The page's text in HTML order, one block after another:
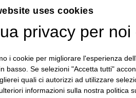
Mobili
Oggettistica
Orologeria
Quadri stampe
Strumenti musicali e accessori
Tappeti e tessuti
Veicoli d'epoca
uses cookies
privacy per
i cookie per migliorare l'esperienza
basso. Se selezioni "Accetta tutti"
quali ci autorizzi ad utilizzare
informazioni sulla nostra politica